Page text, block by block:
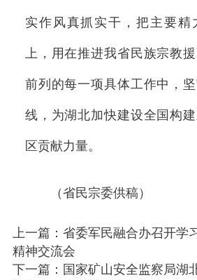
实作风真抓实干，把主要精
上，用在推进我省民族宗教
前列的每一项具体工作中，
线，为湖北加快建设全国构
区贡献力量。
（省民宗委供稿）
上一篇：省委军民融合办召开学
精神交流会
下一篇：国家矿山安全监察局湖